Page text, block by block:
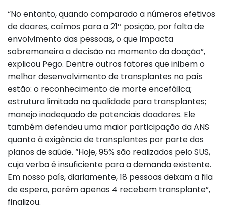
“No entanto, quando comparado a números efetivos
de doares, caímos para a 21º posição, por falta de
envolvimento das pessoas, o que impacta
sobremaneira a decisão no momento da doação”,
explicou Pego. Dentre outros fatores que inibem o
melhor desenvolvimento de transplantes no país
estão: o reconhecimento de morte encefálica;
estrutura limitada na qualidade para transplantes;
manejo inadequado de potenciais doadores. Ele
também defendeu uma maior participação da ANS
quanto à exigência de transplantes por parte dos
planos de saúde. “Hoje, 95% são realizados pelo SUS,
cuja verba é insuficiente para a demanda existente.
Em nosso país, diariamente, 18 pessoas deixam a fila
de espera, porém apenas 4 recebem transplante”,
finalizou.